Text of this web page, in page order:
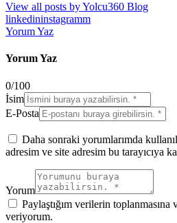
View all posts byYolcu360 Blog
linkedininstagramm
Yorum Yaz
Yorum Yaz
0/100
İsim
E-Posta
Daha sonraki yorumlarımda
adresim ve site adresim bu tarayıcıya
Yorum
Paylaştığım verilerin toplanmasına
veriyorum.